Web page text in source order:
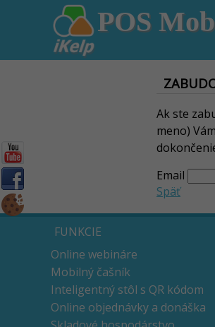
POS
Ak ste
meno)
Email
Späť
FUNKCIE
Online webináre
Mobilný čašník
Inteligentný stôl s QR kódom
Online objednávky a donáška